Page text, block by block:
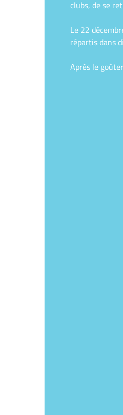
clubs, de se
Le 22
répartis dans
Après le